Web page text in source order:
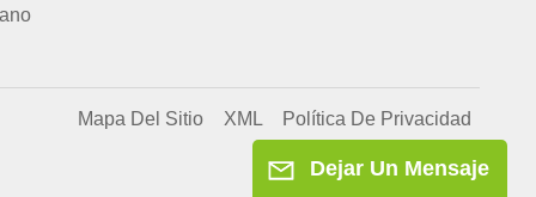
Mapa Del Sitio XML Política De Privacidad
Dejar Un Mensaje